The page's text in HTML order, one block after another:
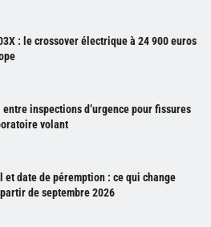
: le crossover électrique à 24 900 euros
inspections d’urgence pour fissures
volant
et date de péremption : ce qui change
de septembre 2026